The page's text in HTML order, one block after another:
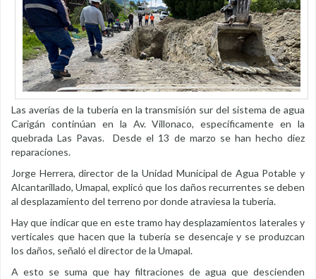
Las averías de la tubería en la transmisión sur del sistema de agua
Carigán continúan en la Av. Villonaco, específicamente en la
quebrada Las Pavas. Desde el 13 de marzo se han hecho diez
reparaciones.
Jorge Herrera, director de la Unidad Municipal de Agua Potable y
Alcantarillado, Umapal, explicó que los daños recurrentes se deben
al desplazamiento del terreno por donde atraviesa la tubería.
Hay que indicar que en este tramo hay desplazamientos laterales y
verticales que hacen que la tubería se desencaje y se produzcan
los daños, señaló el director de la Umapal.
A esto se suma que hay filtraciones de agua que descienden